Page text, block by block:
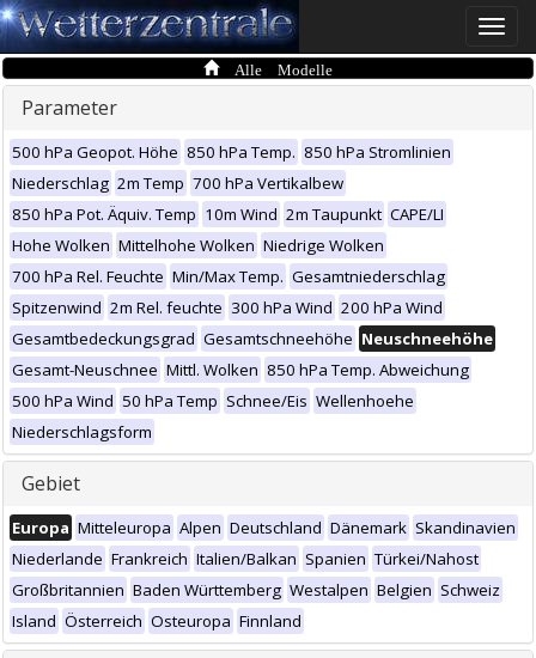
Toggle
Alle Modelle
Parameter
500 hPa Geopot. Höhe 850 hPa Temp. 850 hPa Stromlinien
Niederschlag 2m Temp 700 hPa Vertikalbew
850 hPa Pot. Äquiv. Temp 10m Wind 2m Taupunkt CAPE/LI
Hohe Wolken Mittelhohe Wolken Niedrige Wolken
700 hPa Rel. Feuchte Min/Max Temp. Gesamtniederschlag
Spitzenwind 2m Rel. feuchte 300 hPa Wind 200 hPa Wind
Gesamtbedeckungsgrad Gesamtschneehöhe Neuschneehöhe
Gesamt-Neuschnee Mittl. Wolken 850 hPa Temp. Abweichung
500 hPa Wind 50 hPa Temp Schnee/Eis Wellenhoehe
Niederschlagsform
Gebiet
Europa Mitteleuropa Alpen Deutschland Dänemark Skandinavien
Niederlande Frankreich Italien/Balkan Spanien Türkei/Nahost
Großbritannien Baden Württemberg Westalpen Belgien Schweiz
Island Österreich Osteuropa Finnland